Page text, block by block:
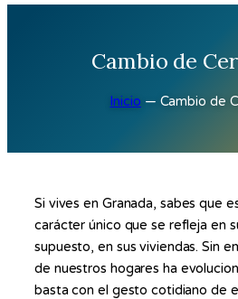
Cambio de
Inicio — Cambio de
Si vives en Granada, sabes que
carácter único que se refleja en
supuesto, en sus viviendas. Sin
de nuestros hogares ha
basta con el gesto cotidiano de